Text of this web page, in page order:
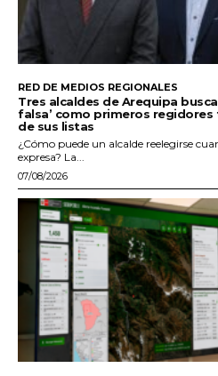
RED DE MEDIOS REGIONALES
Tres alcaldes de Arequipa
falsa’ como primeros regidores
de sus listas
¿Cómo puede un alcalde reelegirse
expresa? La...
07/08/2026